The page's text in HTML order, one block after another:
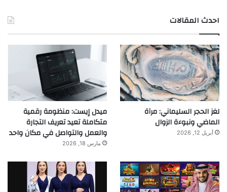
احدث المقالات
لغز الحجر السليماني: مرآة
الماضي ونبوءة الزوال
أبريل 12, 2026
ميدل إيست: منظومة رقمية
متكاملة تعيد تعريف التجارة
والعمل والتواصل في مكان واحد
مارس 18, 2026